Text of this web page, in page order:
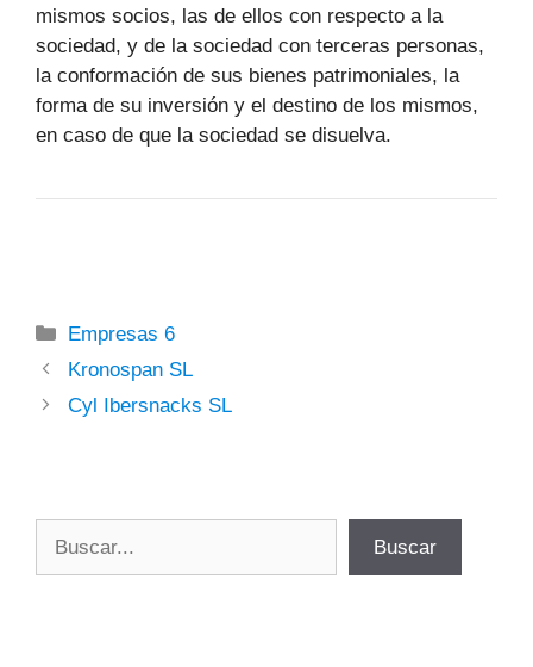
mismos socios, las de ellos con respecto a la
sociedad, y de la sociedad con terceras personas,
la conformación de sus bienes patrimoniales, la
forma de su inversión y el destino de los mismos,
en caso de que la sociedad se disuelva.
Categorías
Empresas 6
Kronospan SL
Cyl Ibersnacks SL
Buscar